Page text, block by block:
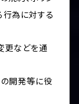
行為に対する
更などを通
の開発等に役